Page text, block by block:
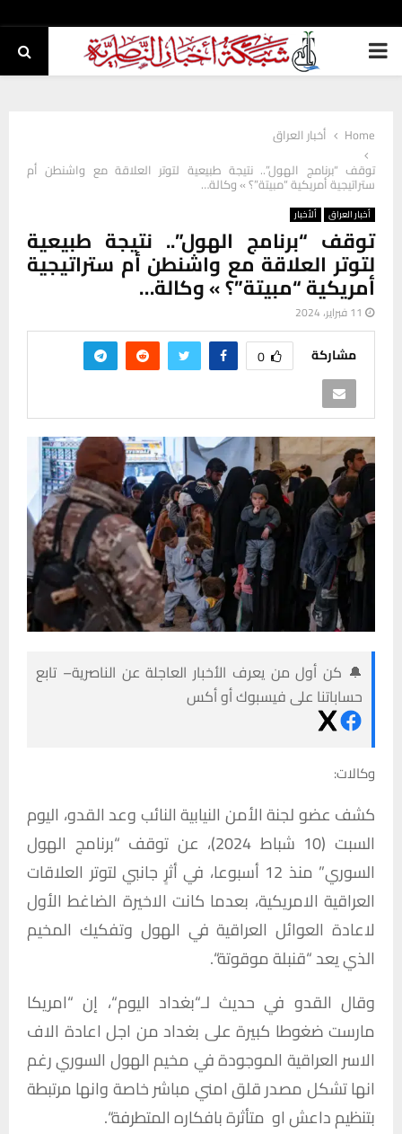
PRIMARY
Home
أخبار العراق
توقف “برنامج الهول”.. نتيجة طبيعية لتوتر العلاقة مع واشنطن أم
ستراتيجية أمريكية “مبيتة”؟ » وكالة…
أخبار العراق ألأخبار
توقف “برنامج الهول”.. نتيجة طبيعية
لتوتر العلاقة مع واشنطن أم ستراتيجية
أمريكية “مبيتة”؟ » وكالة…
11 فبراير، 2024
مشاركة 0
🔔 كن أول من يعرف الأخبار العاجلة عن الناصرية– تابع
حساباتنا على فيسبوك أو أكس
وكالات:
كشف عضولجنةالأمن النيابيةالنائبوعدالقدو، اليوم
السبت(10 شباط ، عن توقف “برنامج الهول
السوري” منذ أسبوعا، فيأثرٍ جانبي لتوتر العلاقات
العراقية الامريكية، بعدما كانت الاخيرة الضاغط الأول
لاعادة العوائل العراقية في الهول وتفكيك المخيم
الذييعد“قنبلةموقوتة“.
وقال القدو في حديث لـ“بغداد اليوم“، إن“امريكا
مارستضغوطا كبيرة على بغدادمن اجل اعادة الاف
الاسرالعراقية الموجودةفيمخيمالهول السوريرغم
انهاتشكلمصدرقلقامنيمباشرخاصةوانهامرتبطة
بتنظيمداعشاو متأثرةبافكارهالمتطرفة“.